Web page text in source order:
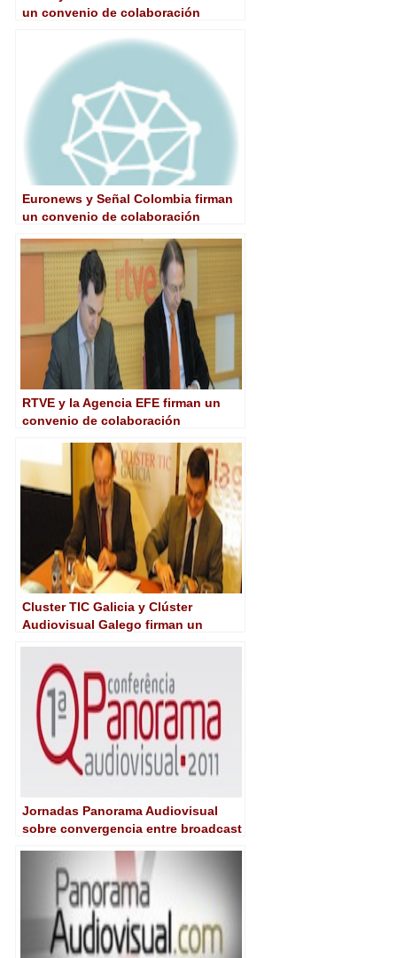
un convenio de colaboración
Euronews y Señal Colombia firman
un convenio de colaboración
RTVE y la Agencia EFE firman un
convenio de colaboración
Cluster TIC Galicia y Clúster
Audiovisual Galego firman un
Jornadas Panorama Audiovisual
sobre convergencia entre broadcast